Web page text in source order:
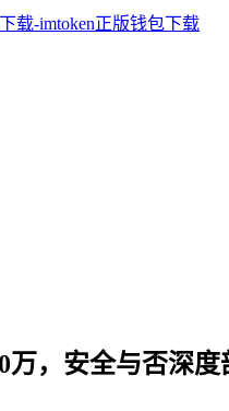
万，安全与否深度